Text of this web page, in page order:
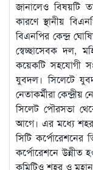
জানালেও বিষয়টি
কারণে স্থানীয়
বিএনপির কেন্দ্র
স্বেচ্ছাসেবক দল,
কয়েকটি সহযোগী
যুবদল। সিলেটে
নেতাকর্মীরা
সিলেট পৌরসভা
আগে। এর মধ্যে শহর
সিটি কর্পোরেশনের
কর্পোরেশনে উন্নীত
কমিটিও শহর ও